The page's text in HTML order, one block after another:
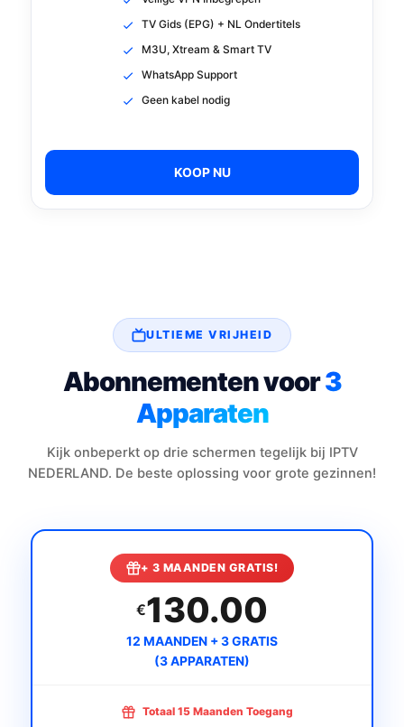
TV Gids (EPG) + NL Ondertitels
M3U, Xtream & Smart TV
WhatsApp Support
Geen kabel nodig
KOOP NU
ULTIEME VRIJHEID
Abonnementen voor3
Apparaten
Kijk onbeperkt op drie schermen tegelijk bij IPTV
NEDERLAND. De beste oplossing voor grote gezinnen!
+ 3 MAANDEN GRATIS!
€130.00
12 MAANDEN + 3 GRATIS
(3 APPARATEN)
Totaal 15 Maanden Toegang